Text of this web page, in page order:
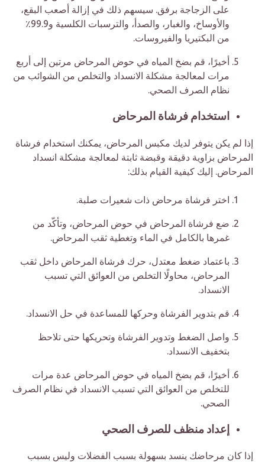
على الزجاجة برفق. سيسهم ذلك في إزالة أصعب البقع،
والأوساخ، والغبار، والصدأ، والترسبات الكلسية و99.9٪
من البكتيريا والفيروسات.
أخيرًا، قم بضخ المياه في حوض المرحاض مرتين إلى أربع
مرات لمعالجة مشكلة الانسداد والتخلص من الشوائب من
نظام الصرف الصحي.
استخدام فرشاة المرحاض
إذا لم يكن يتوفر لديك مكبس المرحاض، يمكنك استخدام فرشاة
المرحاض بزاوية دقيقة وقبضة ثابتة لمعالجة مشكلة انسداد
المرحاض. إليك كيفية القيام بذلك:
اختر فرشاة مرحاض ذات شعيرات صلبة.
ضع فرشاة المرحاض في حوض المرحاض، وتأكّد من
غمرها بالكامل في الماء وتغطية ثقب المرحاض.
باعتماد ضغط معتدل، حرك فرشاة المرحاض داخل ثقب
المرحاض، محاولًا التخلص من العوائق التي تسبب
الانسداد.
قم بتدوير الفرشاة وحركها للمساعدة في حل الانسداد.
واصل الضغط وتدوير الفرشاة وتحريكها حتى تلاحظ
بتخفيف الانسداد.
أخيرًا، قم بضخ المياه في حوض المرحاض عدة مرات
للتخلص من العوائق التي تسبب الانسداد في نظام الصرف
الصحي.
إعداد منظف للصرف الصحي
إذا كان مرحاضك ينسد بسهولة بسبب الفضلات وليس بسبب